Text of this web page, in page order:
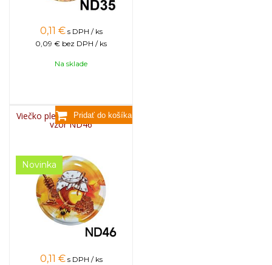
0,11 € s DPH / ks
0,09 € bez DPH / ks
Na sklade
Viečko plechové TWIST 82 -
vzor ND46
Novinka
0,11 € s DPH / ks